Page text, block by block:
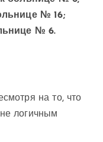
№ 16;
№ 6.
на то, что
логичным